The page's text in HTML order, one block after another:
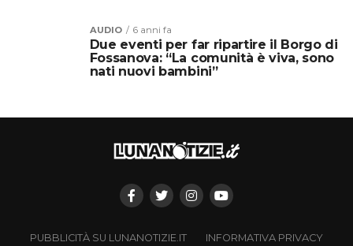
AUDIO 6 anni fa
Due eventi per far ripartire il Borgo di
Fossanova: “La comunità è viva, sono
nati nuovi bambini”
PUBBLICITÀ SU LUNANOTIZIE.IT INFORMATIVA PRIVACY